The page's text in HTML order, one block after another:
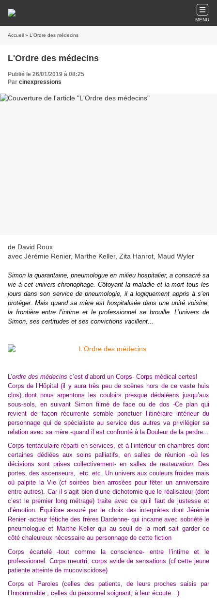
MENU
Accueil » L'Ordre des médecins
L'Ordre des médecins
Publié le 26/01/2019 à 08:25
Par cinexpressions
de David Roux
avec Jérémie Renier, Marthe Keller, Zita Hanrot, Maud Wyler
Simon la quarantaine, pneumologue en milieu hospitalier, a consacré sa
vie à cet univers chronophage. Côtoyant la maladie et la mort tous les
jours dans son service de pneumologie, il a logiquement appris à s’en
protéger. Mais quand sa mère est hospitalisée dans une unité voisine,
la frontière entre l’intime et le professionnel se brouille. L’univers de
Simon, ses certitudes et ses convictions vacillent...
L’ordre des médecins c’est d’abord un Corps- Corps médical certes!
Corps de l’Hôpital(il y aura très peu de scènes hors de ce vaste huis
clos) dont nous arpentons les couloirs presque dédaléens jusqu’aux
sous-sols,
en suivant Simon filmé de face ou de dos -Ce plan qui
revient de façon récurrente semble ponctuer l’itinéraire intérieur du
personnage qui de spécialiste au service des autres va privilégier sa
relation avec sa mère -quand il est confronté à la Douleur de la perdre...
Corps tentaculaire réparti en services, et à l’intérieur en chambres dont
certaines dédiées aux soins palliatifs, en salles de réunion -où les
décisions sont prises collectivement- en salles de restauration. Des
portes,des ascenseurs, etc. etc. Un univers aux couleurs froides mais
où palpite la Vie (cf soirées bien arrosées pour fêter un anniversaire
entre autres). Car il s’agit bien d’une dichotomie que le réalisateur (dont
c’est le premier long métrage) traite avec ce qu’il faut de justesse et
d’émotion. Équilibre assuré par le choix des interprètes dontJérémie
Renier-acteur fétiche des frères Dardenne- qui incarneavec sobriété le
pneumologue et Marthe Kellerqui au seuil de la mort sait garder ce
côté chaleureux nécessaire au personnage de cette fiction
Corps écartelé -tout comme la conscience- entre l’intime et le
professionnel. Corps meurtri, corps avide de sensations (cf cette jeune
patiente atteinte de mucoviscidose)
Corps et Paroles (celles des patients, de leurs proches saisis par
l’Innommable ; celles du personnel soignant, à leur écoute… )